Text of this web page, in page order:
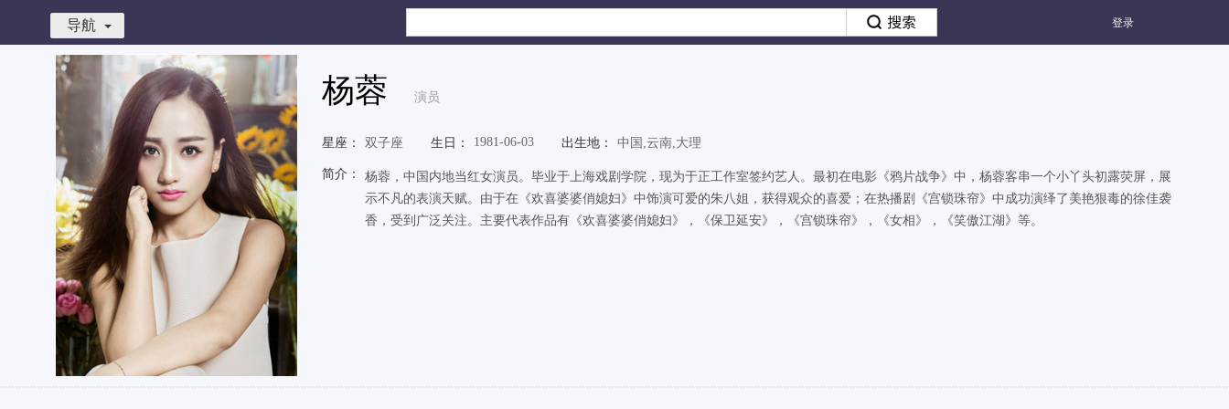
登录
导航
杨蓉 演员
星座： 双子座 生日： 1981-06-03 出生地： 中国,云南,大理
简介：
杨蓉，中国内地当红女演员。毕业于上海戏剧学院，现为于正工作室签约艺人。最初在电影《鸦片战争》中，杨蓉客串一个小丫头初露荧屏，展
示不凡的表演天赋。由于在《欢喜婆婆俏媳妇》中饰演可爱的朱八姐，获得观众的喜爱；在热播剧《宫锁珠帘》中成功演绎了美艳狠毒的徐佳袭
香，受到广泛关注。主要代表作品有《欢喜婆婆俏媳妇》，《保卫延安》，《宫锁珠帘》，《女相》，《笑傲江湖》等。